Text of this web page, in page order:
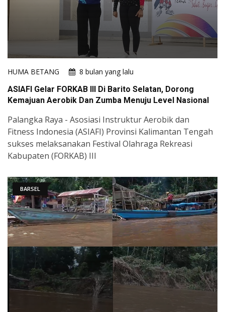
HUMA BETANG
8 bulan yang lalu
ASIAFI Gelar FORKAB III Di Barito Selatan, Dorong
Kemajuan Aerobik Dan Zumba Menuju Level Nasional
Palangka Raya - Asosiasi Instruktur Aerobik dan
Fitness Indonesia (ASIAFI) Provinsi Kalimantan Tengah
sukses melaksanakan Festival Olahraga Rekreasi
Kabupaten (FORKAB) III
BARSEL